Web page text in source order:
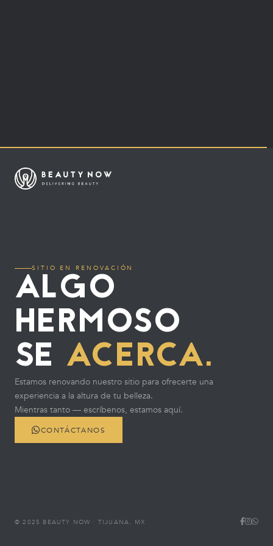
SITIO EN RENOVACIÓN
ALGO
HERMOSO
SE ACERCA.
Estamos renovando nuestro sitio para ofrecerte una
experiencia a la altura de tu belleza.
Mientras tanto — escríbenos, estamos aquí.
CONTÁCTANOS
© 2025 BEAUTY NOW · TIJUANA, MX